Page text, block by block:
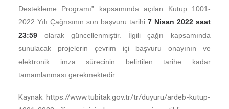
Destekleme Programı” kapsamında açılan Kutup 1001-
2022 Yılı Çağrısının son başvuru tarihi 7 Nisan 2022 saat
23:59 olarak güncellenmiştir.
İlgili çağrı kapsamında
sunulacak projelerin çevrim içi başvuru onayının ve
elektronik imza sürecinin belirtilen tarihe kadar
tamamlanması gerekmektedir.
Kaynak: https://www.tubitak.gov.tr/tr/duyuru/ardeb-kutup-